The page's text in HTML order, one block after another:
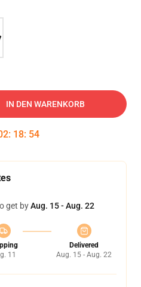
IN DEN WARENKORB
: 18: 53
get byAug. 15 - Aug. 22
11
Delivered
Aug. 15 - Aug. 22